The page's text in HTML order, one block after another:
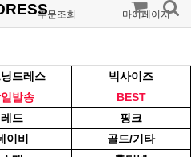
주문조회 마이페이지
드레스
빅사이즈
발송
BEST
레드
핑크
이비
골드/기타